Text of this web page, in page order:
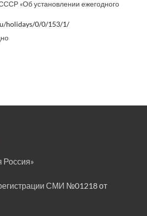
«Об установлении ежегодного
holidays/0/0/153/1/
Россия»
СМИ №01218 от